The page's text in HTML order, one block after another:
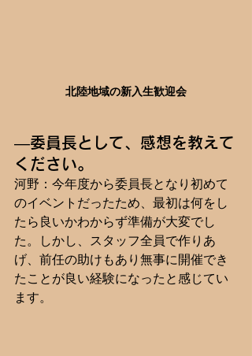
北陸地域の新入生歓迎会
―委員長として、感想を教えて
ください。
河野：今年度から委員長となり初めて
のイベントだったため、最初は何をし
たら良いかわからず準備が大変でし
た。しかし、スタッフ全員で作りあ
げ、前任の助けもあり無事に開催でき
たことが良い経験になったと感じてい
ます。